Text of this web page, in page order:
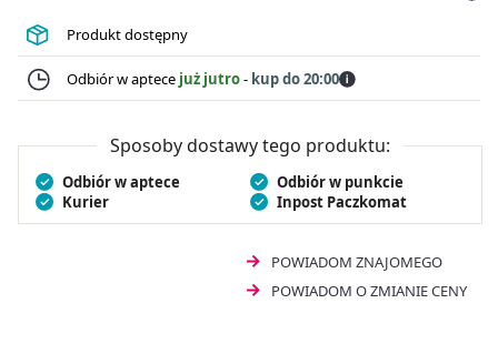
funkcjonowanie układu odpornościowego, ochronę
komórek przed stresem oksydacyjnym oraz zmniejsza
uczucie zmęczenia i znużenia.
się do ochrony komórek przed stresem oksydacyjnym.
Selen
wspomaga prawidłowe funkcjonowanie układu
oksydacyjnym.Selen + A,C,E 30 tabletekto wygodna
forma suplementacji w postaci tabletek.
Produkt dostępny
Odbiór w aptece już jutro- kup do 20:00
Sposoby dostawy tego produktu:
Odbiór w aptece
Odbiór w punkcie
Kurier
Inpost Paczkomat
POWIADOM ZNAJOMEGO
POWIADOM O ZMIANIE CENY